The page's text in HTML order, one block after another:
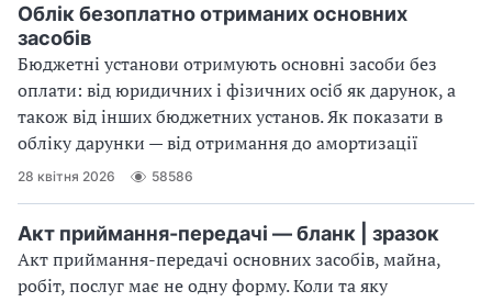
Облік безоплатно отриманих основних
засобів
Бюджетні установи отримують основні засоби без
оплати: від юридичних і фізичних осіб як дарунок, а
також від інших бюджетних установ. Як показати в
обліку дарунки — від отримання до амортизації
28 квітня 2026 58586
Акт приймання-передачі — бланк | зразок
Акт приймання-передачі основних засобів, майна,
робіт, послуг має не одну форму. Коли та яку